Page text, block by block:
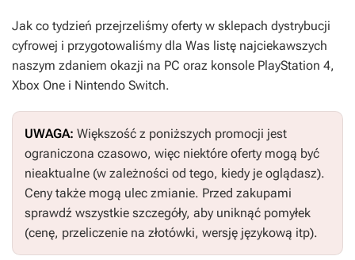
Jak co tydzień przejrzeliśmy oferty w sklepach dystrybucji
cyfrowej i przygotowaliśmy dla Was listę najciekawszych
naszym zdaniem okazji na PC oraz konsole PlayStation 4,
Xbox One i Nintendo Switch.
UWAGA: Większość z poniższych promocji jest
ograniczona czasowo, więc niektóre oferty mogą być
nieaktualne (w zależności od tego, kiedy je oglądasz).
Ceny także mogą ulec zmianie. Przed zakupami
sprawdź wszystkie szczegóły, aby uniknąć pomyłek
(cenę, przeliczenie na złotówki, wersję językową itp).